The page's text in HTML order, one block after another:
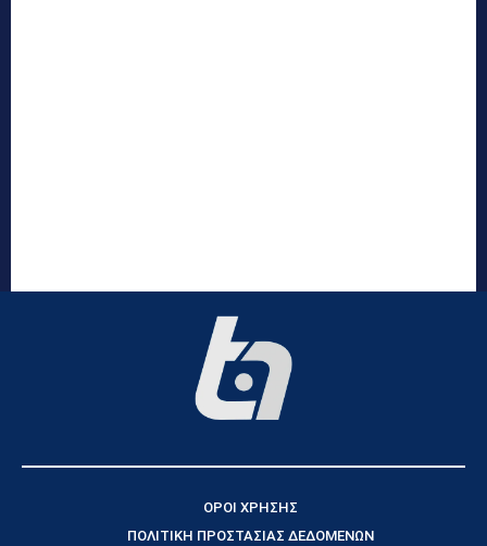
ΟΡΟΙ ΧΡΗΣΗΣ
ΠΟΛΙΤΙΚΗ ΠΡΟΣΤΑΣΙΑΣ ΔΕΔΟΜΕΝΩΝ